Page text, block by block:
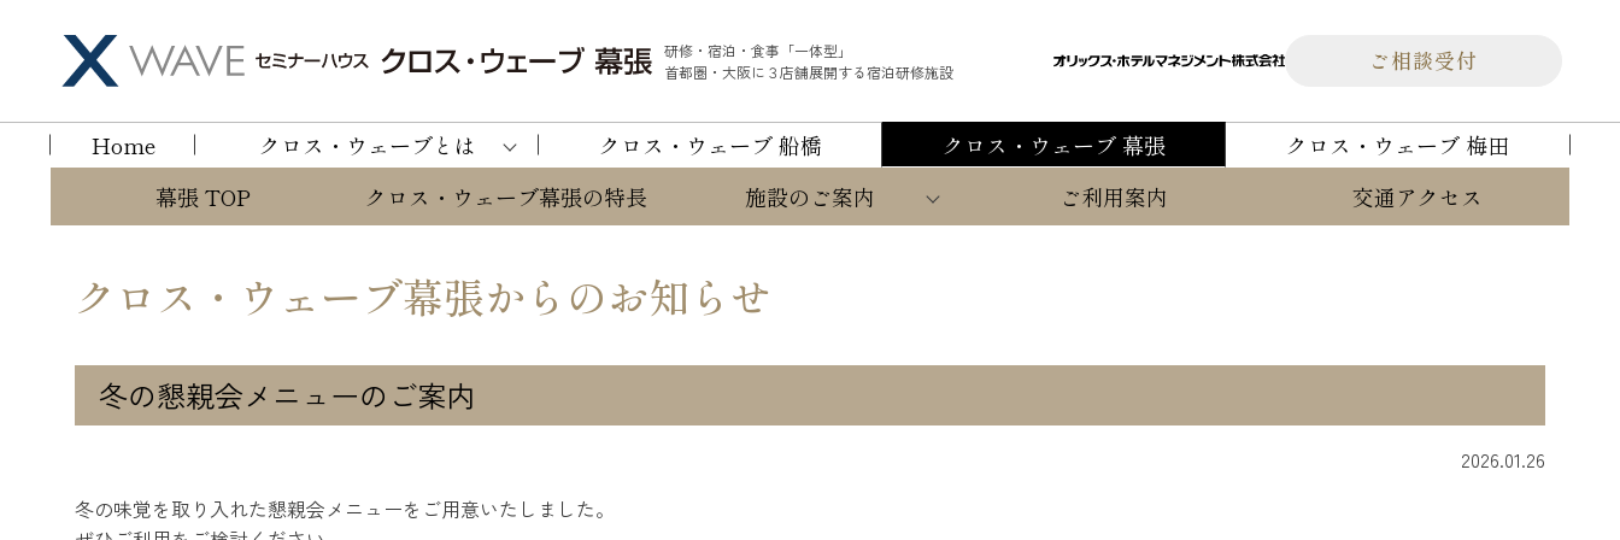
研修・宿泊・食事「一体型」
首都圏・大阪に３店舗展開する宿泊研修施設
ご相談受付
Home クロス・ウェーブとは クロス・ウェーブ 船橋 クロス・ウェーブ 幕張
クロス・ウェーブ 梅田
幕張 TOP
クロス・ウェーブ幕張の特長 施設のご案内 ご利用案内 交通アクセス
クロス・ウェーブ幕張からのお知らせ
冬の懇親会メニューのご案内
2026.01.26
冬の味覚を取り入れた懇親会メニューをご用意いたしました。